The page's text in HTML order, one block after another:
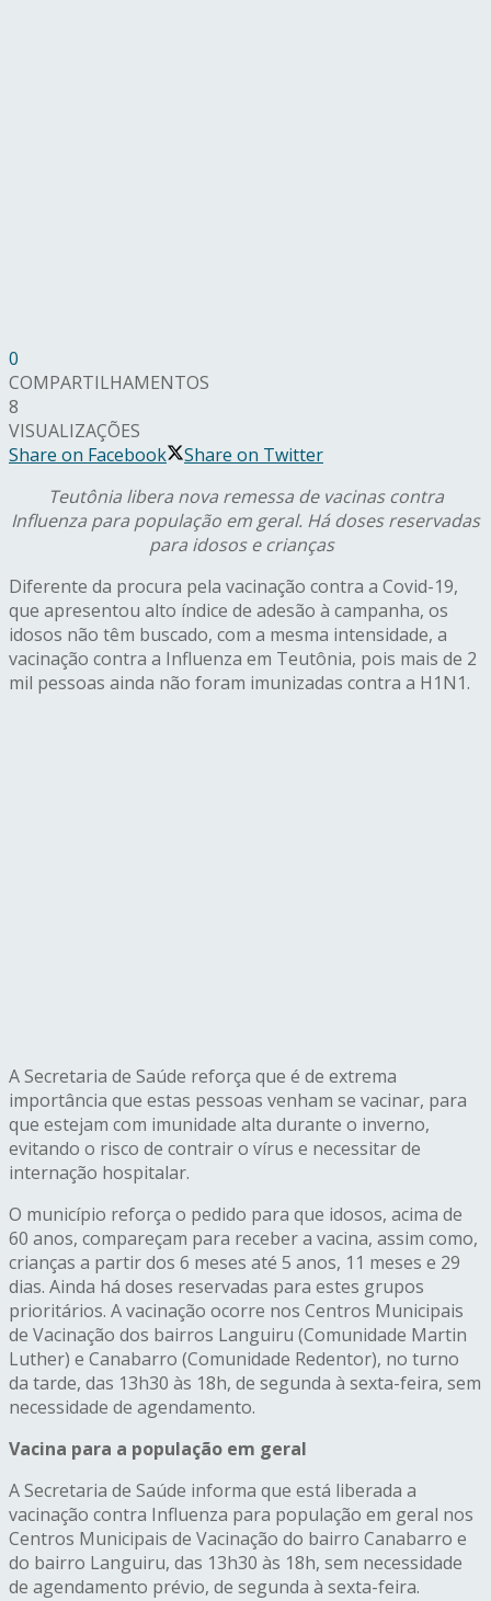
0
COMPARTILHAMENTOS
8
VISUALIZAÇÕES
Share on Facebook
Share on Twitter
Teutônia libera nova remessa de vacinas contra
Influenza para população em geral. Há doses reservadas
para idosos e crianças
Diferente da procura pela vacinação contra a Covid-19,
que apresentou alto índice de adesão à campanha, os
idosos não têm buscado, com a mesma intensidade, a
vacinação contra a Influenza em Teutônia, pois mais de 2
mil pessoas ainda não foram imunizadas contra a H1N1.
A Secretaria de Saúde reforça que é de extrema
importância que estas pessoas venham se vacinar, para
que estejam com imunidade alta durante o inverno,
evitando o risco de contrair o vírus e necessitar de
internação hospitalar.
O município reforça o pedido para que idosos, acima de
60 anos, compareçam para receber a vacina, assim como,
crianças a partir dos 6 meses até 5 anos, 11 meses e 29
dias. Ainda há doses reservadas para estes grupos
prioritários. A vacinação ocorre nos Centros Municipais
de Vacinação dos bairros Languiru (Comunidade Martin
Luther) e Canabarro (Comunidade Redentor), no turno
da tarde, das 13h30 às 18h, de segunda à sexta-feira, sem
necessidade de agendamento.
Vacina para a população em geral
A Secretaria de Saúde informa que está liberada a
vacinação contra Influenza para população em geral nos
Centros Municipais de Vacinação do bairro Canabarro e
do bairro Languiru, das 13h30 às 18h, sem necessidade
de agendamento prévio, de segunda à sexta-feira.